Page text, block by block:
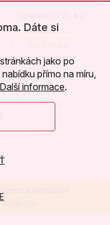
Dáte si
jako po
přímo na míru,
Další informace.